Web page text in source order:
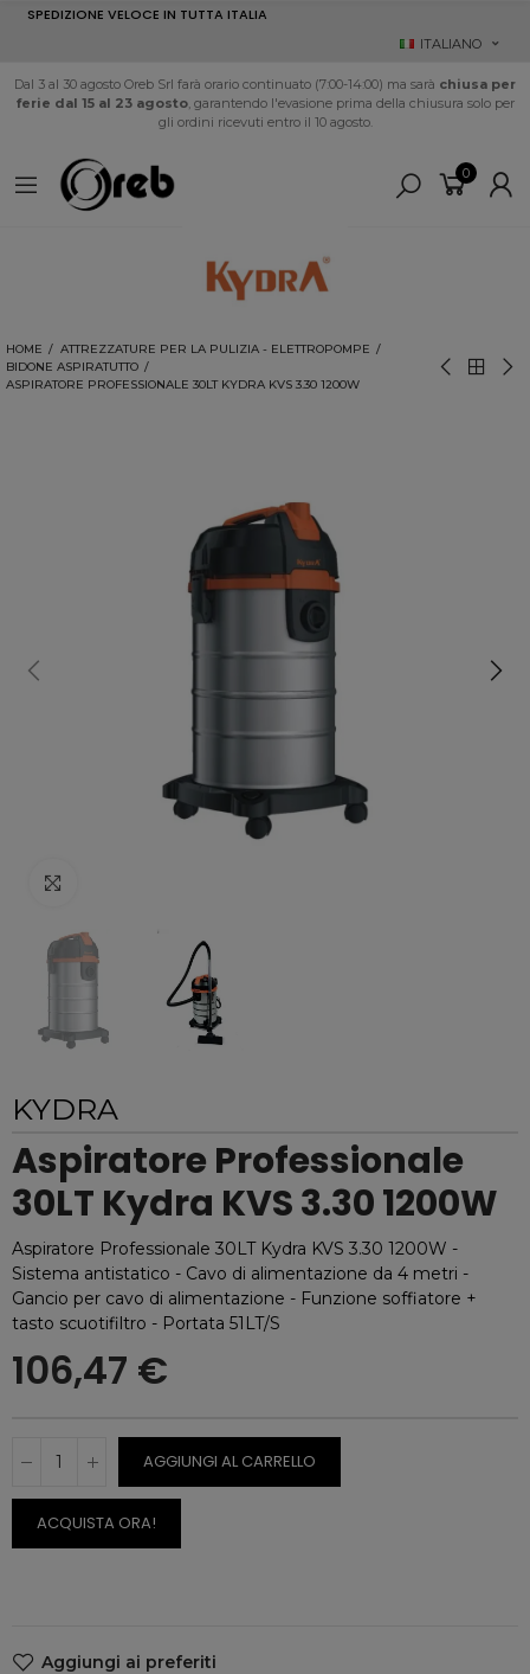
SPEDIZIONE VELOCE IN TUTTA ITALIA
ITALIANO
Dal 3 al 30 agosto Oreb Srl farà orario continuato (7:00-14:00) ma sarà chiusa per
ferie dal 15 al 23 agosto, garantendo l'evasione prima della chiusura solo per
gli ordini ricevuti entro il 10 agosto.
0
HOME
ATTREZZATURE PER LA PULIZIA - ELETTROPOMPE
BIDONE ASPIRATUTTO
ASPIRATORE PROFESSIONALE 30LT KYDRA KVS 3.30 1200W
KYDRA
Aspiratore Professionale
30LT Kydra KVS 3.30 1200W
Aspiratore Professionale 30LT Kydra KVS 3.30 1200W -
Sistema antistatico - Cavo di alimentazione da 4 metri -
Gancio per cavo di alimentazione - Funzione soffiatore +
tasto scuotifiltro - Portata 51LT/S
106,47 €
AGGIUNGI AL CARRELLO
ACQUISTA ORA!
Aggiungi ai preferiti